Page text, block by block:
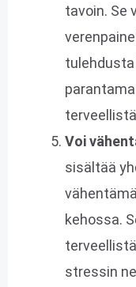
tavoin. Se
Voi
sisältää
kehossa.
stressin